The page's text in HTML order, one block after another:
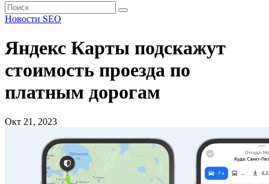
Новости SEO
Яндекс Карты подскажут
стоимость проезда по
платным дорогам
Окт 21, 2023